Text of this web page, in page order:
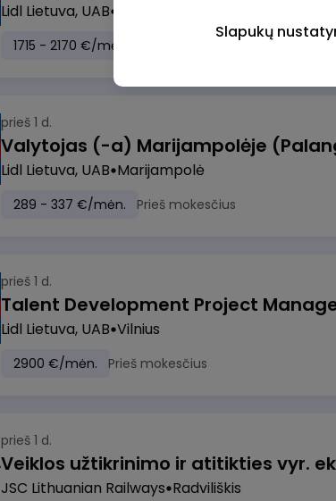
Lidl Lietuva, UAB
1715 - 2170 €/mėn. Prieš mokesčius
prieš 1 d.
Lidl Lietuva, UAB Marijampolė
289 - 337 €/mėn. Prieš mokesčius
prieš 1 d.
Lidl Lietuva, UAB Vilnius
2900 €/mėn. Prieš mokesčius
prieš 1 d.
JSC Lithuanian Railways Radviliškis
Slapukų